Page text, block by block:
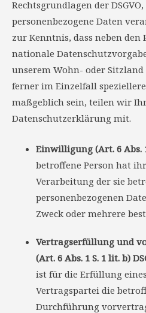
Rechtsgrundlagen der
personenbezogene Daten
zur Kenntnis, dass neben den
nationale
unserem Wohn- oder
ferner im Einzelfall
maßgeblich sein, teilen wir
Datenschutzerklärung mit.
Einwilligung (Art. 6 Abs.
betroffene Person hat
Verarbeitung der sie
personenbezogenen
Zweck oder mehrere
Vertragserfüllung und
(Art. 6 Abs. 1 S. 1 lit. b)
ist für die Erfüllung
Vertragspartei die
Durchführung